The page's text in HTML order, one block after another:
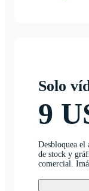
Solo
9
Desbloquea el
de stock y
comercial.